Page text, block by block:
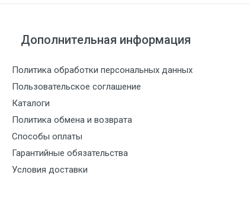
Дополнительная информация
Политика обработки персональных данных
Пользовательское соглашение
Каталоги
Политика обмена и возврата
Способы оплаты
Гарантийные обязательства
Условия доставки